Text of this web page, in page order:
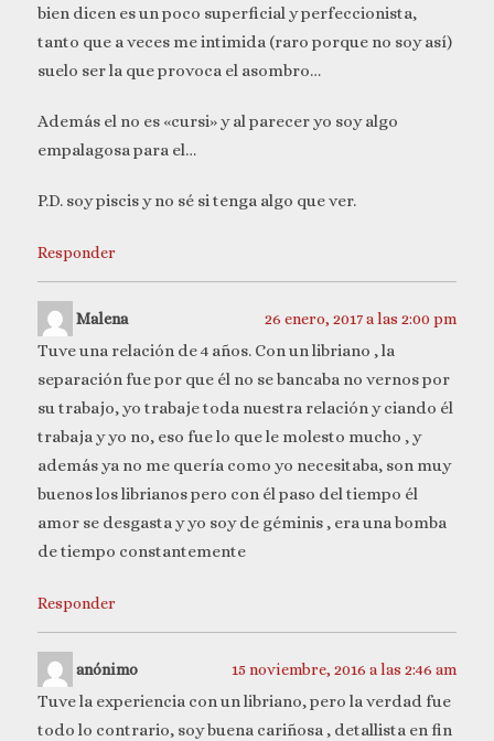
bien dicen es un poco superficial y perfeccionista,
tanto que a veces me intimida (raro porque no soy así)
suelo ser la que provoca el asombro…
Además el no es «cursi» y al parecer yo soy algo
empalagosa para el…
P.D. soy piscis y no sé si tenga algo que ver.
Responder
Malena 26 enero, 2017 a las 2:00 pm
Tuve una relación de 4 años. Con un libriano , la
separación fue por que él no se bancaba no vernos por
su trabajo, yo trabaje toda nuestra relación y ciando él
trabaja y yo no, eso fue lo que le molesto mucho , y
además ya no me quería como yo necesitaba, son muy
buenos los librianos pero con él paso del tiempo él
amor se desgasta y yo soy de géminis , era una bomba
de tiempo constantemente
Responder
anónimo 15 noviembre, 2016 a las 2:46 am
Tuve la experiencia con un libriano, pero la verdad fue
todo lo contrario, soy buena cariñosa , detallista en fin